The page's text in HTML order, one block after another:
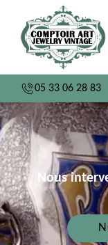
05 33 06 28 83
Nous